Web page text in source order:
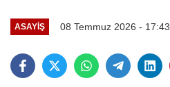
ASAYIŞ 08 Temmuz 2026 - 17:43